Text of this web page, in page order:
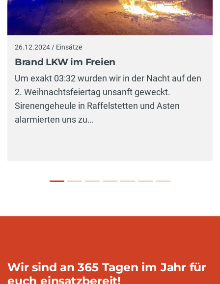
26.12.2024 / Einsätze
Brand LKW im Freien
Um exakt 03:32 wurden wir in der Nacht auf den
2. Weihnachtsfeiertag unsanft geweckt.
Sirenengeheule in Raffelstetten und Asten
alarmierten uns zu…
Wir sind an 365 Tagen im Jahr für
euch einsatzbereit!